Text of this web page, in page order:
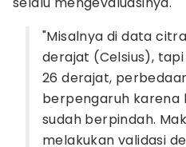
"Misalnya di data
derajat (Celsius),
26 derajat,
berpengaruh karena
sudah berpindah.
melakukan validasi